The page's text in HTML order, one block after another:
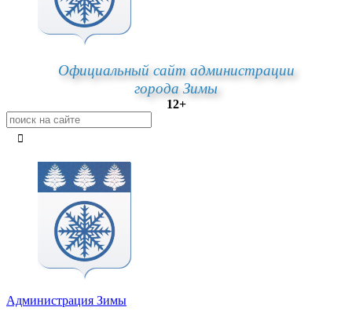
Официальный сайт администрации
города Зимы
12+
Администрация Зимы